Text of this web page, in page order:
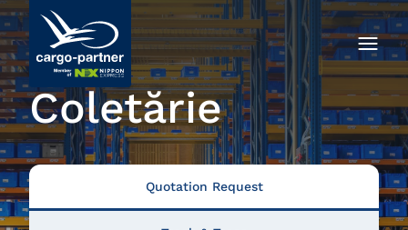
Coletărie
Quotation Request